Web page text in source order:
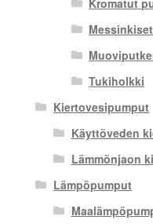
Kromatut
Tukiholkki
Kiertovesipumput
Käyttöveden
Lämmönjaon
Lämpöpumput